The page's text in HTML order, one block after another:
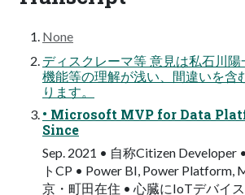
None
ディスクレーマ等 意見は私石川陽
機能等の理解が浅い、間違いを含
ります。
• Microsoft MVP for Data
Since
Sep. 2021 • 自称Citizen Developer
トCP • Power BI, Power Platform,
京・町田在住 • 心臓にIoTデバイ